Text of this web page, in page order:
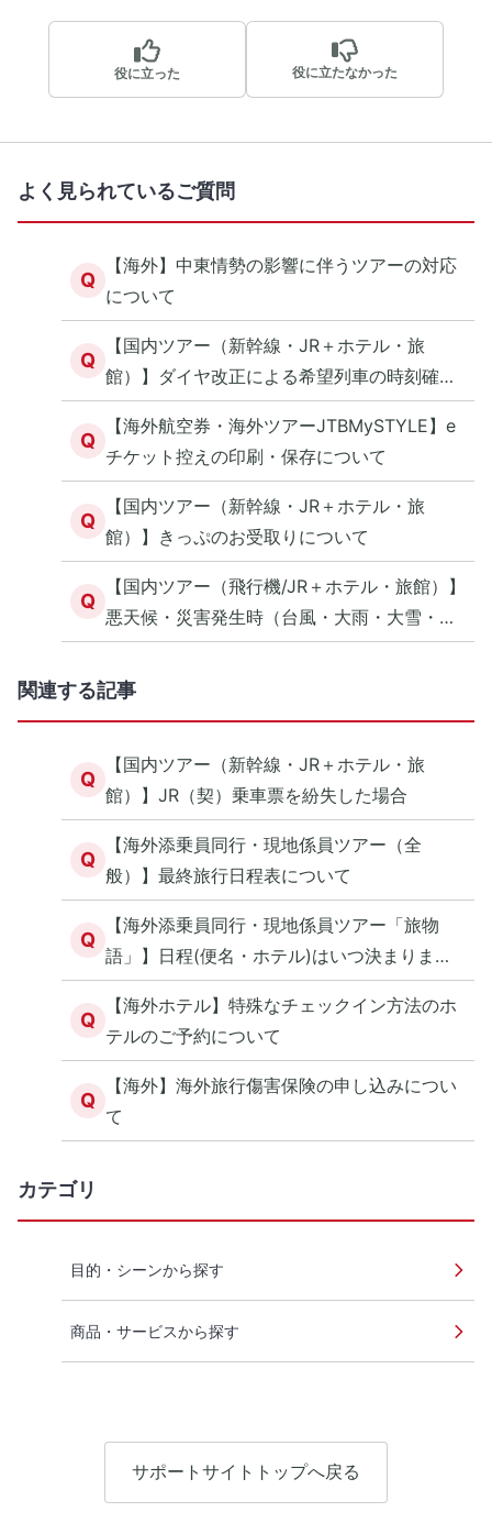
役に立った 役に立たなかった
よく見られているご質問
Q
【海外】中東情勢の影響に伴うツアーの対応
について
Q
【国内ツアー（新幹線・JR＋ホテル・旅
館）】ダイヤ改正による希望列車の時刻確認
について
Q
【海外航空券・海外ツアーJTBMySTYLE】e
チケット控えの印刷・保存について
Q
【国内ツアー（新幹線・JR＋ホテル・旅
館）】きっぷのお受取りについて
Q
【国内ツアー（飛行機/JR＋ホテル・旅館）】
悪天候・災害発生時（台風・大雨・大雪・地
震等）の対応について（オンライン予約）
関連する記事
Q
【国内ツアー（新幹線・JR＋ホテル・旅
館）】JR（契）乗車票を紛失した場合
Q
【海外添乗員同行・現地係員ツアー（全
般）】最終旅行日程表について
Q
【海外添乗員同行・現地係員ツアー「旅物
語」】日程(便名・ホテル)はいつ決まります
か？
Q
【海外ホテル】特殊なチェックイン方法のホ
テルのご予約について
Q
【海外】海外旅行傷害保険の申し込みについ
て
カテゴリ
目的・シーンから探す
商品・サービスから探す
サポートサイトトップへ戻る